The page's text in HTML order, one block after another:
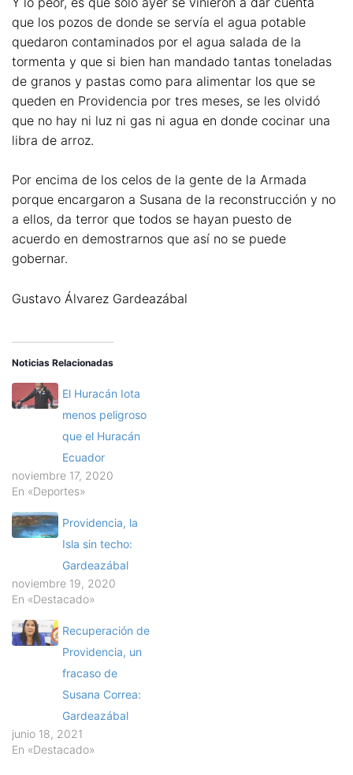
que los pozos de donde se servía el agua potable
quedaron contaminados por el agua salada de la
tormenta y que si bien han mandado tantas toneladas
de granos y pastas como para alimentar los que se
queden en Providencia por tres meses, se les olvidó
que no hay ni luz ni gas ni agua en donde cocinar una
libra de arroz.
Por encima de los celos de la gente de la Armada
porque encargaron a Susana de la reconstrucción y no
a ellos, da terror que todos se hayan puesto de
acuerdo en demostrarnos que así no se puede
gobernar.
Gustavo Álvarez Gardeazábal
Noticias Relacionadas
El Huracán Iota
menos peligroso
que el Huracán
Ecuador
noviembre 17, 2020
En «Deportes»
Providencia, la
Isla sin techo:
Gardeazábal
noviembre 19, 2020
En «Destacado»
Recuperación de
Providencia, un
fracaso de
Susana Correa:
Gardeazábal
junio 18, 2021
En «Destacado»